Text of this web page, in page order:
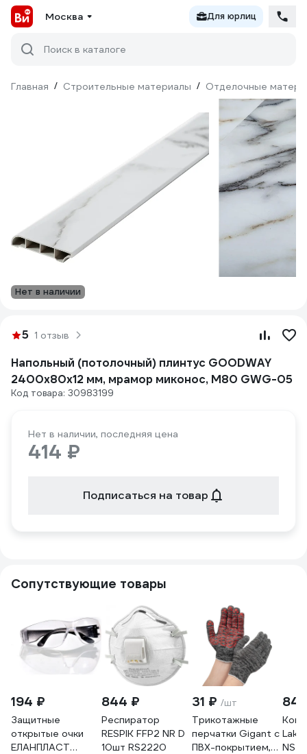
Москва Для юрлиц
Поиск в каталоге
Главная / Строительные материалы / Отделочные
Нет в наличии
5 1 отзыв
Напольный (потолочный) плинтус GOODWAY
2400x80x12 мм, мрамор миконос, M80 GWG-05
Код товара: 30983199
Нет в наличии, последняя цена
414 ₽
Подписаться на товар
Сопутствующие товары
194 ₽
Защитные
открытые очки
ЕЛАНПЛАСТ
844 ₽
Респиратор
RESPIK FFP2 NR D
10шт RS2220
31 ₽ /шт
Трикотажные
перчатки Gigant с
ПВХ-покрытием,
NS